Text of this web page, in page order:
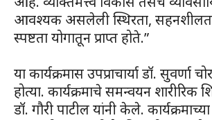
आवश्यक असलेली स्थिरता,
स्पष्टता योगातून प्राप्त होते.”
या कार्यक्रमास उपप्राचार्या डॉ. सुवर्णा
होत्या. कार्यक्रमाचे समन्वयन
डॉ. गौरी पाटील यांनी केले.